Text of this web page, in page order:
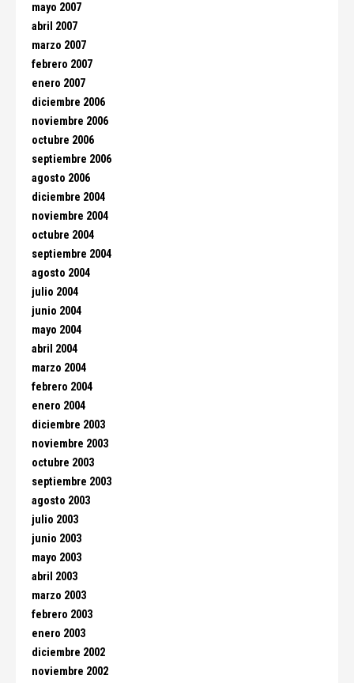
mayo 2007
abril 2007
marzo 2007
febrero 2007
enero 2007
diciembre 2006
noviembre 2006
octubre 2006
septiembre 2006
agosto 2006
diciembre 2004
noviembre 2004
octubre 2004
septiembre 2004
agosto 2004
julio 2004
junio 2004
mayo 2004
abril 2004
marzo 2004
febrero 2004
enero 2004
diciembre 2003
noviembre 2003
octubre 2003
septiembre 2003
agosto 2003
julio 2003
junio 2003
mayo 2003
abril 2003
marzo 2003
febrero 2003
enero 2003
diciembre 2002
noviembre 2002